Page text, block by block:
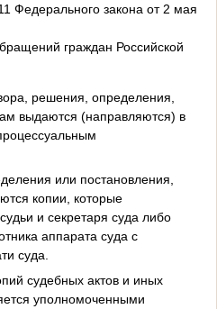
Федерального закона от 2 мая
граждан Российской
решения, определения,
выдаются (направляются) в
или постановления,
копии, которые
и секретаря суда либо
аппарата суда с
суда.
судебных актов и иных
уполномоченными